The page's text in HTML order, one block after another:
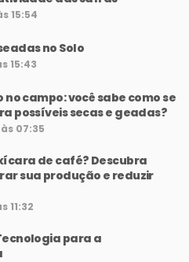
15:54
no Solo
15:43
no campo: você sabe como se
possíveis secas e geadas?
07:35
de café? Descubra
sua produção e reduzir
11:32
para a